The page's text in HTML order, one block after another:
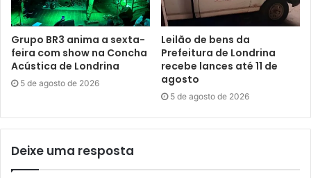
Programa: Bach, Rachmaninoff e Beethoven
Link:https://bit.ly/youtubeSolistas
Dias 8 e 9 (Espaço Solo)
Horário: 20h
Grupo BR3 anima a sexta-
feira com show na Concha
Acústica de Londrina
5 de agosto de 2026
Leilão de bens da
Prefeitura de Londrina
recebe lances até 11 de
agosto
5 de agosto de 2026
Deixe uma resposta